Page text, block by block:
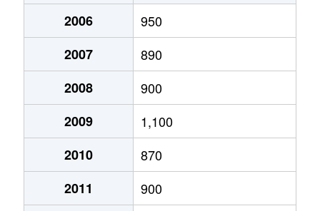
月寒中央通
2,000万円
月寒中央通
260万円
月寒中央通
3,000万円
月寒中央通
3,300万円
月寒西１条
2,900万円
月寒西１条
1,600万円
2006
950
2007
890
2008
900
2009
1,100
2010
870
2011
900